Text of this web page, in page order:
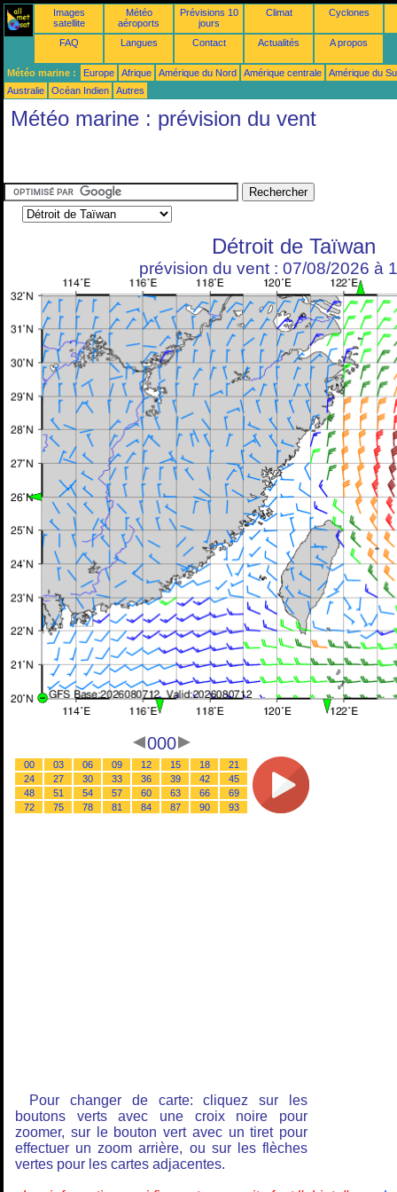
Images
satellite
Météo
aéroports
Prévisions 10
jours
Climat Cyclones
FAQ Langues Contact Actualités A propos
Météo marine : Europe Afrique Amérique du Nord Amérique centrale
Amérique du
Australie
Océan Indien Autres
Météo marine : prévision du vent
Détroit de Taïwan
prévision du vent : 07/08/2026 à
000
00 03 06 09 12 15 18
21
24
27 30 33 36 39 42
45
48
51 54 57 60 63 66
69
72
75 78 81 84 87 90 93
Pour changer de carte: cliquez sur les
boutons verts avec une croix noire pour
zoomer, sur le bouton vert avec un tiret pour
effectuer un zoom arrière, ou sur les flèches
vertes pour les cartes adjacentes.